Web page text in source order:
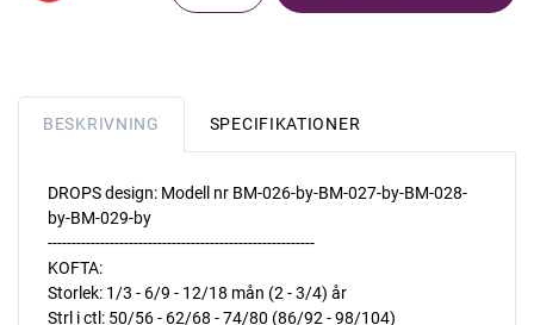
BESKRIVNING SPECIFIKATIONER
DROPS design: Modell nr BM-026-by-BM-027-by-BM-028-
by-BM-029-by
--------------------------------------------------------
KOFTA:
Storlek: 1/3 - 6/9 - 12/18 mån (2 - 3/4) år
Strl i ctl: 50/56 - 62/68 - 74/80 (86/92 - 98/104)